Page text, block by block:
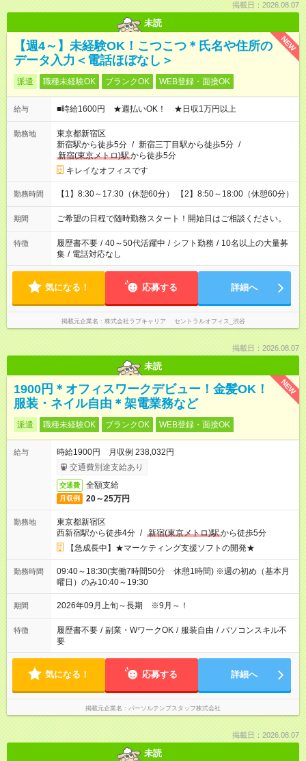
掲載日：2026.08.07
未読
NEW
【週4～】未経験OK！こつこつ＊氏名や住所の
データ入力＜電話ほぼなし＞
派遣 職種未経験OK ブランクOK WEB登録・面接OK
給与 ■時給1600円 ★週払いOK！ ★日収1万円以上
勤務地
東京都新宿区
新宿駅から徒歩5分 / 新宿三丁目駅から徒歩5分 /
新宿(東京メトロ)駅から徒歩5分
キレイなオフィスです
勤務時間 【1】8:30～17:30（休憩60分） 【2】8:50～18:00（休憩60分）
期間 ご希望の日程で随時勤務スタート！開始日はご相談ください。
特徴 履歴書不要 / 40～50代活躍中 / シフト勤務 / 10名以上の大量募
集 / 電話対応なし
気になる！ 応募する 詳細へ
掲載元企業名 株式会社ラブキャリア セントラルオフィス_渋谷
掲載日：2026.08.07
未読
NEW
1900円＊オフィスワークデビュー！金髪OK！
服装・ネイル自由＊架電業務など
派遣 職種未経験OK ブランクOK WEB登録・面接OK
給与
時給1900円 月収例 238,032円
交通費別途支給あり
交通費 全額支給
月収例 20～25万円
勤務地
東京都新宿区
西新宿駅から徒歩4分 / 新宿(東京メトロ)駅から徒歩5分
【急成長中】★マーケティング支援ソフトの開発★
勤務時間
09:40～18:30(実働7時間50分 休憩1時間) ※週の初め（基本月
曜日）のみ10:40～19:30
期間 2026年09月上旬～長期 ※9月～！
特徴 履歴書不要 / 副業・WワークOK / 服装自由 / パソコンスキル不
要
気になる！ 応募する 詳細へ
掲載元企業名 パーソルテンプスタッフ株式会社
掲載日：2026.08.07
未読